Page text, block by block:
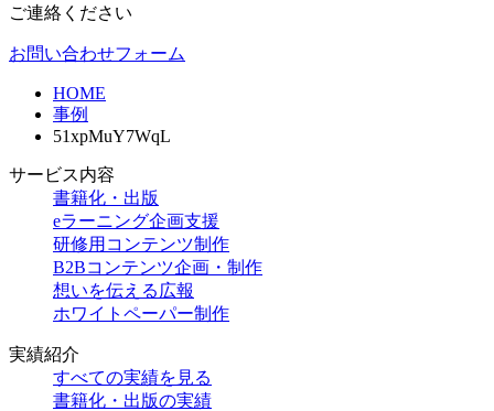
ご連絡ください
お問い合わせフォーム
HOME
事例
51xpMuY7WqL
サービス内容
書籍化・出版
eラーニング企画支援
研修用コンテンツ制作
B2Bコンテンツ企画・制作
想いを伝える広報
ホワイトペーパー制作
実績紹介
すべての実績を見る
書籍化・出版の実績